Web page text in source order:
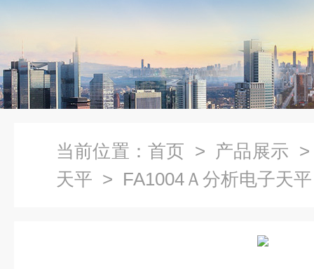
当前位置： 首页 > 产品展示
天平 > FA1004Ａ分析电子天平